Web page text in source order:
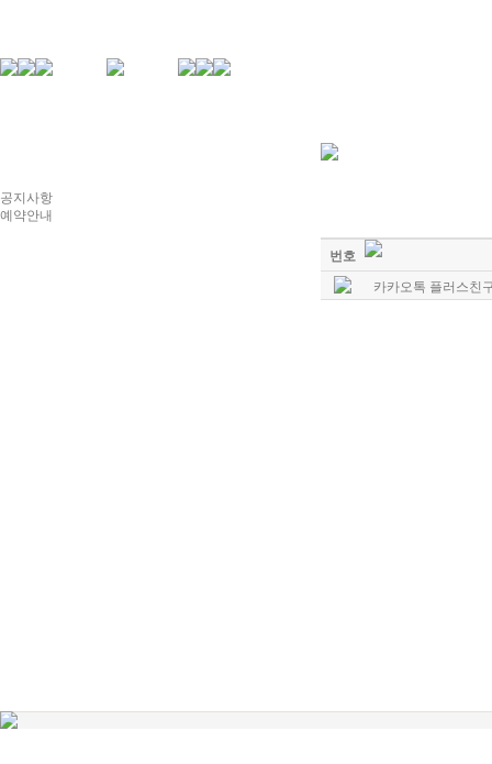
공지사항
예약안내
번호
카카오톡 플러스친